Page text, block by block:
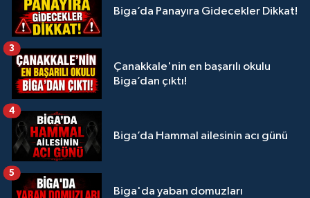
Biga’da Panayıra Gidecekler Dikkat!
Çanakkale'nin en başarılı okulu
Biga’dan çıktı!
3
Biga’da Hammal ailesinin acı günü
4
Biga'da yaban domuzları
5